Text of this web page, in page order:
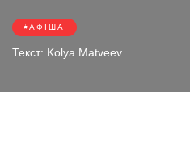
АФІША
Текст: Kolya Matveev